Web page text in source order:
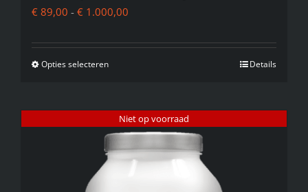
€ 89,00 - € 1.000,00
Opties selecterenDit
heeft
meerdere
variaties.
Details
Niet op voorraad